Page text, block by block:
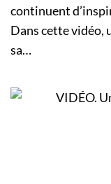
continuent
Dans cette vidéo,
sa…